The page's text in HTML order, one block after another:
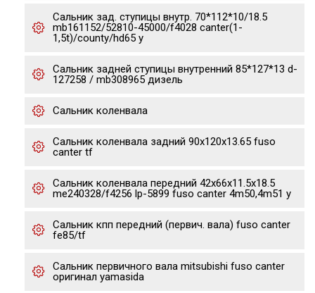
Сальник зад. ступицы внутр. 70*112*10/18.5
mb161152/52810-45000/f4028 canter(1-
1,5t)/county/hd65 y
Сальник задней ступицы внутренний 85*127*13 d-
127258 / mb308965 дизель
Сальник коленвала
Сальник коленвала задний 90x120x13.65 fuso
canter tf
Сальник коленвала передний 42x66x11.5x18.5
me240328/f4256 lp-5899 fuso canter 4m50,4m51 y
Сальник кпп передний (первич. вала) fuso canter
fe85/tf
Сальник первичного вала mitsubishi fuso canter
оригинал yamasida